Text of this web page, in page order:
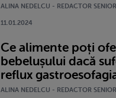
ALINA NEDELCU - REDACTOR
11.01.2024
Ce alimente poți
bebelușului dacă
reflux
ALINA NEDELCU - REDACTOR